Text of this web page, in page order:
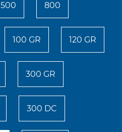
500 800
100 GR 120 GR
300 GR
300 DC